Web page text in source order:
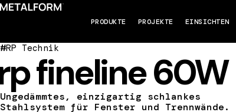
PRODUKTE PROJEKTE EINSICHTEN
#RP Technik
fineline 60W
Ungedämmtes, einzigartig schlankes
Stahlsystem für Fenster und Trennwände.